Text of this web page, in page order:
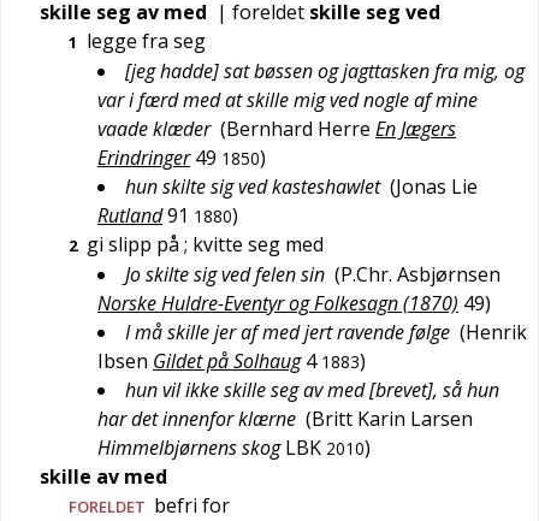
skille seg av med | foreldet skille seg ved
1
legge fra seg
[jeg hadde] sat bøssen og jagttasken fra mig, og
var i færd med at skille mig ved nogle af mine
vaade klæder (Bernhard Herre En Jægers
Erindringer 49 1850)
hun skilte sig ved kasteshawlet (Jonas Lie
Rutland91 1880)
2 gi slipp på ; kvitte seg med
Jo skilte sig ved felen sin (P.Chr. Asbjørnsen
Norske Huldre-Eventyr og Folkesagn (1870) 49)
I må skille jer af med jert ravende følge (Henrik
Ibsen Gildet på Solhaug 4 1883)
hun vil ikke skille seg av med [brevet], så hun
har det innenfor klærne (Britt Karin Larsen
Himmelbjørnens skog LBK 2010)
skille av med
FORELDET befri for